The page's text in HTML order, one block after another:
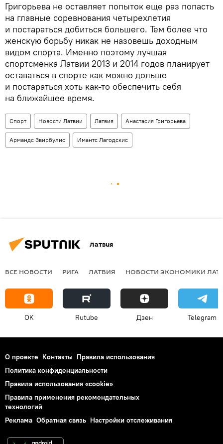
Григорьева не оставляет попыток еще раз попасть
на главные соревнования четырехлетия
и постараться добиться большего. Тем более что
женскую борьбу никак не назовешь доходным
видом спорта. Именно поэтому лучшая
спортсменка Латвии 2013 и 2014 годов планирует
оставаться в спорте как можно дольше
и постараться хоть как-то обеспечить себя
на ближайшее время.
Спорт Новости Латвии Латвия Анастасия Григорьева
Армандс Звирбулис Имантс Лагодскис
Латвия
ВСЕ НОВОСТИ РИГА ЛАТВИЯ НОВОСТИ ЭКОНОМИКИ
OK Rutube Дзен Telegram
О проекте Контакты Правила использования
Политика конфиденциальности
Правила использования «cookie»
Правила применения рекомендательных
технологий
Реклама Обратная связь Настройки отслеживания